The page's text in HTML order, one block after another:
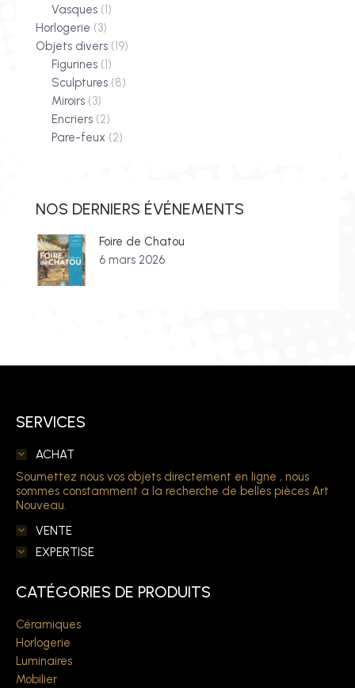
Vasques (1)
Horlogerie (3)
Objets divers (19)
Figurines (1)
Sculptures (8)
Miroirs (3)
Encriers (2)
Pare-feux (2)
NOS DERNIERS ÉVÉNEMENTS
Foire de Chatou
6 mars 2026
SERVICES
ACHAT
Soumettez nous vos objets directement en ligne , nous
sommes constamment a la recherche de belles pièces Art
Nouveau.
VENTE
EXPERTISE
CATÉGORIES DE PRODUITS
Céramiques
Horlogerie
Luminaires
Mobilier